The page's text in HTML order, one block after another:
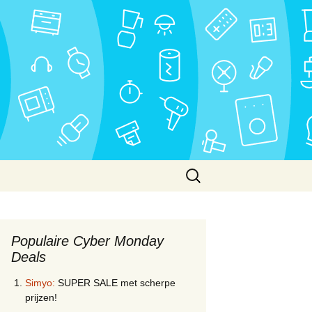
Zoeken
naar:
Populaire Cyber Monday
Deals
Simyo: SUPER SALE met scherpe
prijzen!